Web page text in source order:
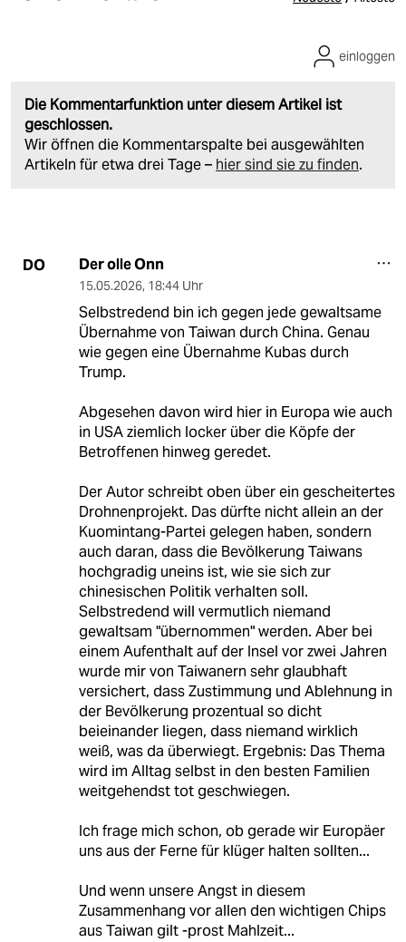
Die Kommentarfunktion unter diesem Artikel ist
geschlossen.
Wir öffnen die Kommentarspalte bei ausgewählten
Artikeln für etwa drei Tage – hier sind sie zu finden.
einloggen
DO Der olle Onn
15.05.2026, 18:44 Uhr
Selbstredend bin ich gegen jede gewaltsame
Übernahme von Taiwan durch China. Genau
wie gegen eine Übernahme Kubas durch
Trump.
Abgesehen davon wird hier in Europa wie auch
in USA ziemlich locker über die Köpfe der
Betroffenen hinweg geredet.
Der Autor schreibt oben über ein gescheitertes
Drohnenprojekt. Das dürfte nicht allein an der
Kuomintang-Partei gelegen haben, sondern
auch daran, dass die Bevölkerung Taiwans
hochgradig uneins ist, wie sie sich zur
chinesischen Politik verhalten soll.
Selbstredend will vermutlich niemand
gewaltsam "übernommen" werden. Aber bei
einem Aufenthalt auf der Insel vor zwei Jahren
wurde mir von Taiwanern sehr glaubhaft
versichert, dass Zustimmung und Ablehnung in
der Bevölkerung prozentual so dicht
beieinander liegen, dass niemand wirklich
weiß, was da überwiegt. Ergebnis: Das Thema
wird im Alltag selbst in den besten Familien
weitgehendst tot geschwiegen.
Ich frage mich schon, ob gerade wir Europäer
uns aus der Ferne für klüger halten sollten...
Und wenn unsere Angst in diesem
Zusammenhang vor allen den wichtigen Chips
aus Taiwan gilt -prost Mahlzeit...